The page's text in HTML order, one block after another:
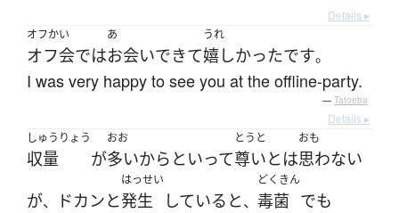
Details ▸
オフかい
オフ会では
あ
お会いできて
うれ
嬉しかったです。
I was very happy to see you at the offline-party.
— Tatoeba
Details ▸
しゅうりょう
収量 が
おお
多いからといって
とうと
尊いとは
おも
思わない
が、 ドカンと
はっせい
発生 している と、
どくきん
毒菌 でも